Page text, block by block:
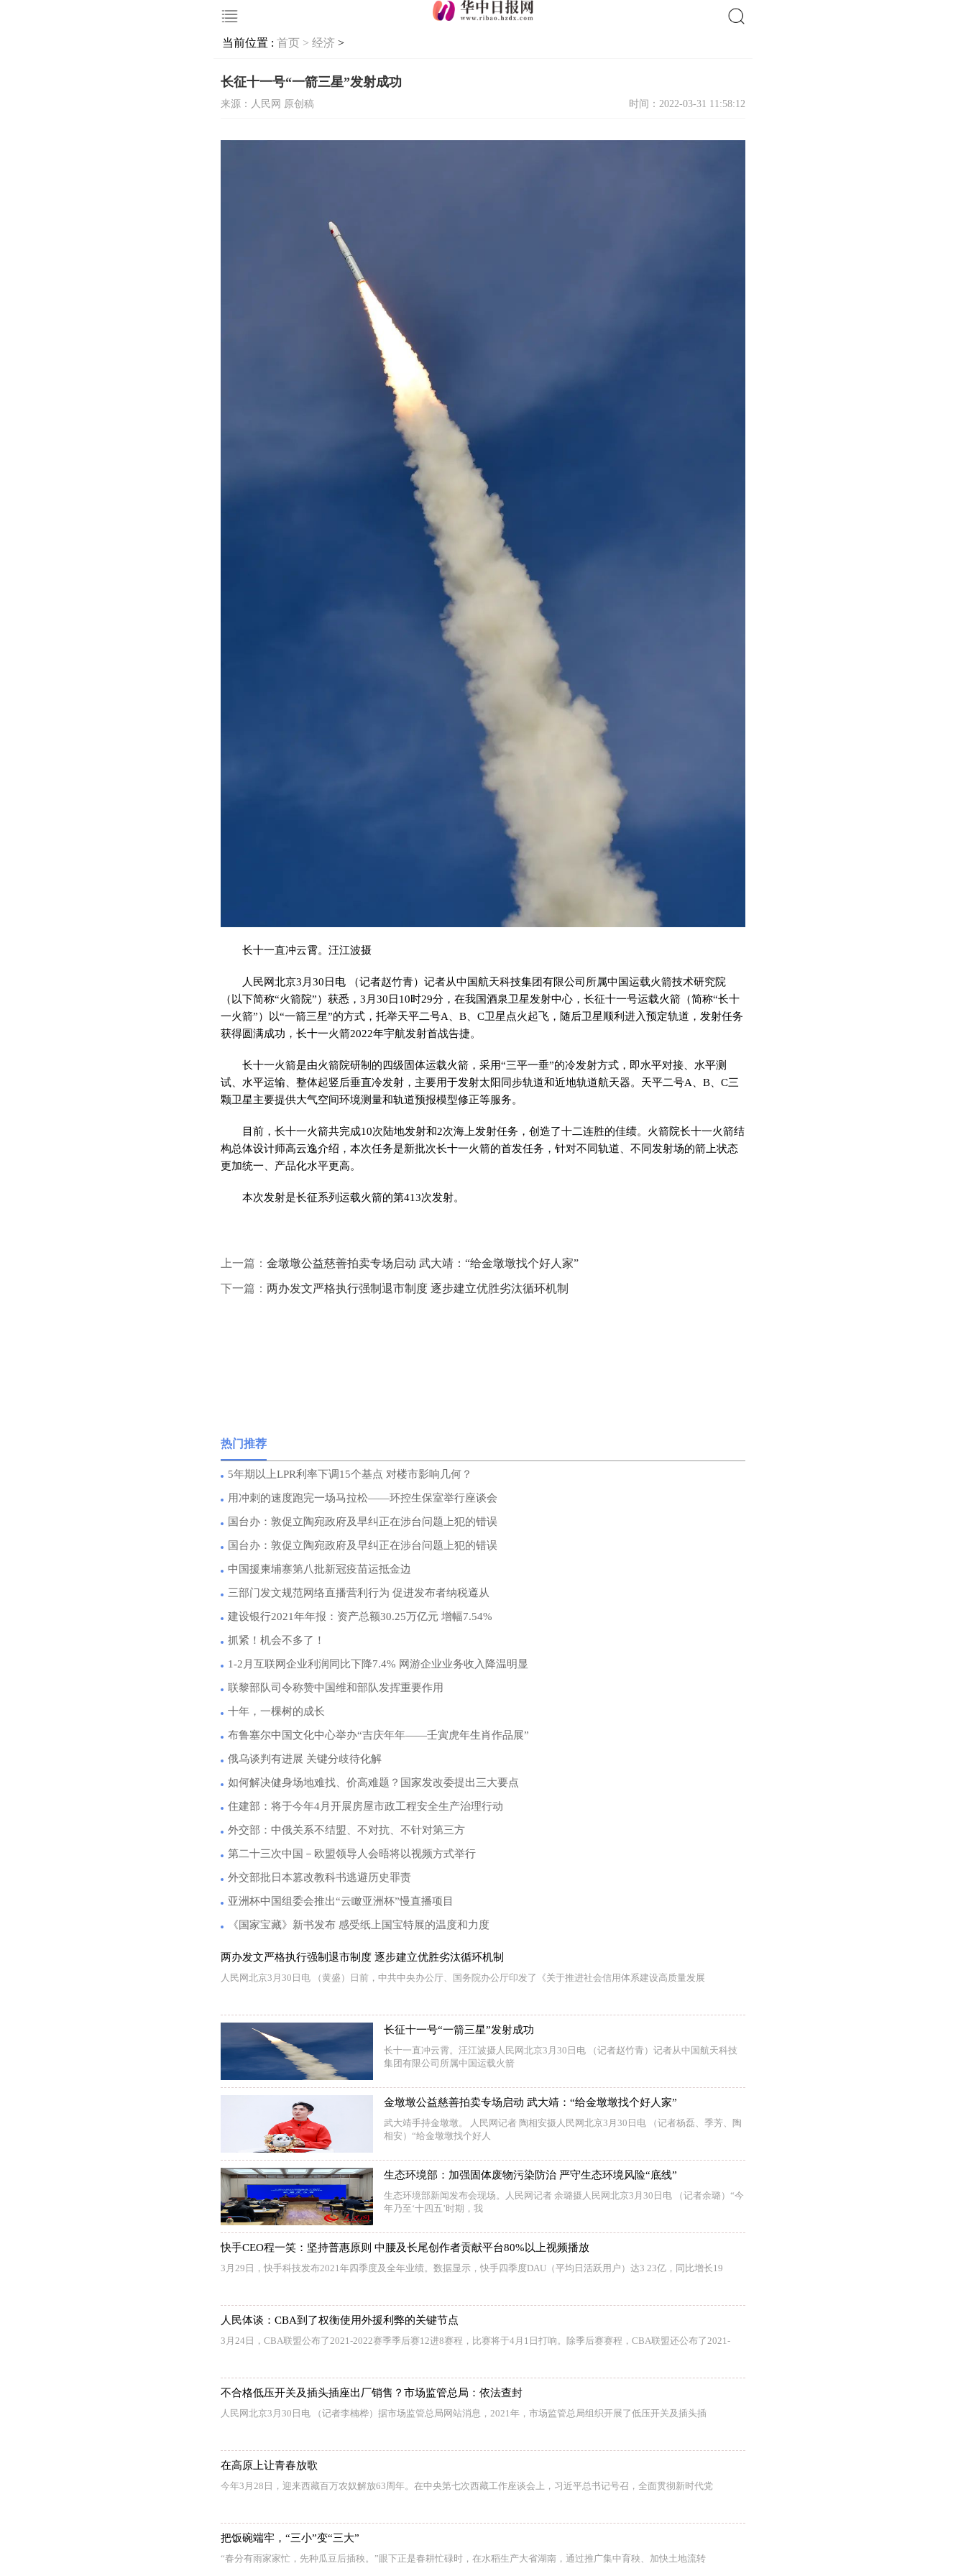
当前位置 : 首页 > 经济 >
长征十一号“一箭三星”发射成功
来源：人民网 原创稿 时间：2022-03-31 11:58:12
长十一直冲云霄。汪江波摄
人民网北京3月30日电 （记者赵竹青）记者从中国航天科技集团有限公司所属中国运载火箭技术研究院
（以下简称“火箭院”）获悉，3月30日10时29分，在我国酒泉卫星发射中心，长征十一号运载火箭（简称“长十
一火箭”）以“一箭三星”的方式，托举天平二号A、B、C卫星点火起飞，随后卫星顺利进入预定轨道，发射任务
获得圆满成功，长十一火箭2022年宇航发射首战告捷。
长十一火箭是由火箭院研制的四级固体运载火箭，采用“三平一垂”的冷发射方式，即水平对接、水平测
试、水平运输、整体起竖后垂直冷发射，主要用于发射太阳同步轨道和近地轨道航天器。天平二号A、B、C三
颗卫星主要提供大气空间环境测量和轨道预报模型修正等服务。
目前，长十一火箭共完成10次陆地发射和2次海上发射任务，创造了十二连胜的佳绩。火箭院长十一火箭结
构总体设计师高云逸介绍，本次任务是新批次长十一火箭的首发任务，针对不同轨道、不同发射场的箭上状态
更加统一、产品化水平更高。
本次发射是长征系列运载火箭的第413次发射。
上一篇： 金墩墩公益慈善拍卖专场启动 武大靖：“给金墩墩找个好人家”
下一篇： 两办发文严格执行强制退市制度 逐步建立优胜劣汰循环机制
热门推荐
5年期以上LPR利率下调15个基点 对楼市影响几何？
用冲刺的速度跑完一场马拉松——环控生保室举行座谈会
国台办：敦促立陶宛政府及早纠正在涉台问题上犯的错误
国台办：敦促立陶宛政府及早纠正在涉台问题上犯的错误
中国援柬埔寨第八批新冠疫苗运抵金边
三部门发文规范网络直播营利行为 促进发布者纳税遵从
建设银行2021年年报：资产总额30.25万亿元 增幅7.54%
抓紧！机会不多了！
1-2月互联网企业利润同比下降7.4% 网游企业业务收入降温明显
联黎部队司令称赞中国维和部队发挥重要作用
十年，一棵树的成长
布鲁塞尔中国文化中心举办“吉庆年年——壬寅虎年生肖作品展”
俄乌谈判有进展 关键分歧待化解
如何解决健身场地难找、价高难题？国家发改委提出三大要点
住建部：将于今年4月开展房屋市政工程安全生产治理行动
外交部：中俄关系不结盟、不对抗、不针对第三方
第二十三次中国－欧盟领导人会晤将以视频方式举行
外交部批日本篡改教科书逃避历史罪责
亚洲杯中国组委会推出“云瞰亚洲杯”慢直播项目
《国家宝藏》新书发布 感受纸上国宝特展的温度和力度
两办发文严格执行强制退市制度 逐步建立优胜劣汰循环机制
人民网北京3月30日电 （黄盛）日前，中共中央办公厅、国务院办公厅印发了《关于推进社会信用体系建设高质量发展
长征十一号“一箭三星”发射成功
长十一直冲云霄。汪江波摄人民网北京3月30日电 （记者赵竹青）记者从中国航天科技
集团有限公司所属中国运载火箭
金墩墩公益慈善拍卖专场启动 武大靖：“给金墩墩找个好人家”
武大靖手持金墩墩。 人民网记者 陶相安摄人民网北京3月30日电 （记者杨磊、季芳、陶
相安）“给金墩墩找个好人
生态环境部：加强固体废物污染防治 严守生态环境风险“底线”
生态环境部新闻发布会现场。人民网记者 余璐摄人民网北京3月30日电 （记者余璐）“今
年乃至‘十四五’时期，我
快手CEO程一笑：坚持普惠原则 中腰及长尾创作者贡献平台80%以上视频播放
3月29日，快手科技发布2021年四季度及全年业绩。数据显示，快手四季度DAU（平均日活跃用户）达3 23亿，同比增长19
人民体谈：CBA到了权衡使用外援利弊的关键节点
3月24日，CBA联盟公布了2021-2022赛季季后赛12进8赛程，比赛将于4月1日打响。除季后赛赛程，CBA联盟还公布了2021-
不合格低压开关及插头插座出厂销售？市场监管总局：依法查封
人民网北京3月30日电 （记者李楠桦）据市场监管总局网站消息，2021年，市场监管总局组织开展了低压开关及插头插
在高原上让青春放歌
今年3月28日，迎来西藏百万农奴解放63周年。在中央第七次西藏工作座谈会上，习近平总书记号召，全面贯彻新时代党
把饭碗端牢，“三小”变“三大”
“春分有雨家家忙，先种瓜豆后插秧。”眼下正是春耕忙碌时，在水稻生产大省湖南，通过推广集中育秧、加快土地流转